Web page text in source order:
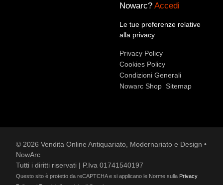
Accetto le condizioni sullaprivacy policy*.
Nowarc? Accedi
Le tue preferenze relative
alla privacy
Privacy Policy
Cookies Policy
Condizioni Generali
Nowarc Shop Sitemap
© 2026 Vendita Online Antiquariato, Modernariato e Design •
NowArc
Tutti i diritti riservati | P.Iva 01741540197
Questo sito è protetto da reCAPTCHA e si applicano le Norme sulla Privacy